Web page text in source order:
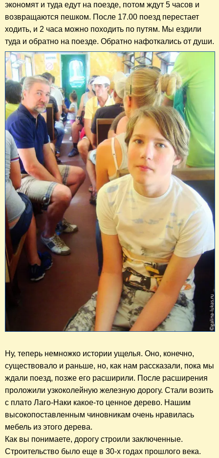
экономят и туда едут на поезде, потом ждут 5 часов и
возвращаются пешком. После 17.00 поезд перестает
ходить, и 2 часа можно походить по путям. Мы ездили
туда и обратно на поезде. Обратно нафоткались от души.
Ну, теперь немножко истории ущелья. Оно, конечно,
существовало и раньше, но, как нам рассказали, пока мы
ждали поезд, позже его расширили. После расширения
проложили узкоколейную железную дорогу. Стали возить
с плато Лаго-Наки какое-то ценное дерево. Нашим
высокопоставленным чиновникам очень нравилась
мебель из этого дерева.
Как вы понимаете, дорогу строили заключенные.
Строительство было еще в 30-х годах прошлого века.